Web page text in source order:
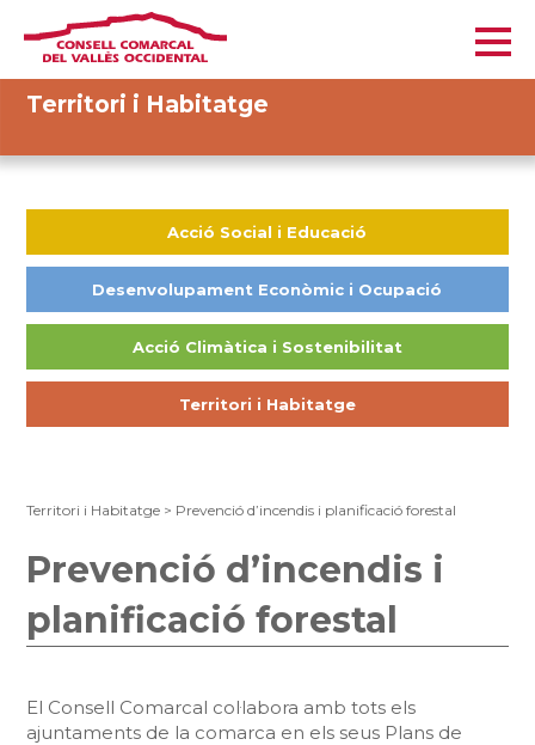
Territori i Habitatge
Acció Social i Educació
Desenvolupament Econòmic i Ocupació
Acció Climàtica i Sostenibilitat
Territori i Habitatge
Territori i Habitatge > Prevenció d’incendis i planificació forestal
Prevenció d’incendis i
planificació forestal
El Consell Comarcal col·labora amb tots els
ajuntaments de la comarca en els seus Plans de